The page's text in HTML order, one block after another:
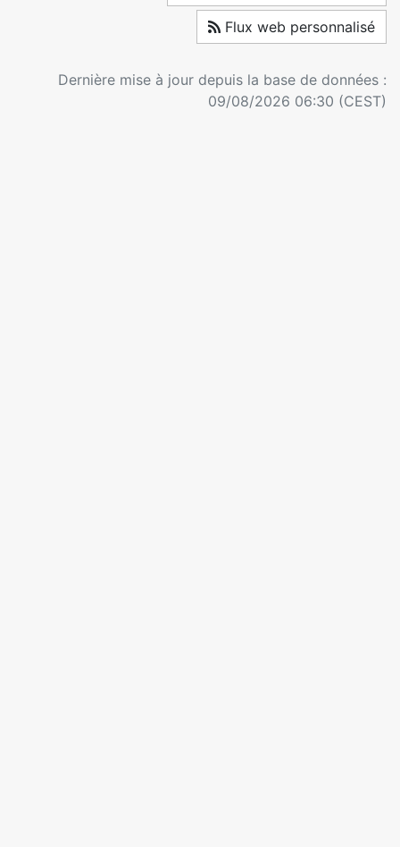
Flux web personnalisé
Dernière mise à jour depuis la base de données :
09/08/2026 06:30 (CEST)